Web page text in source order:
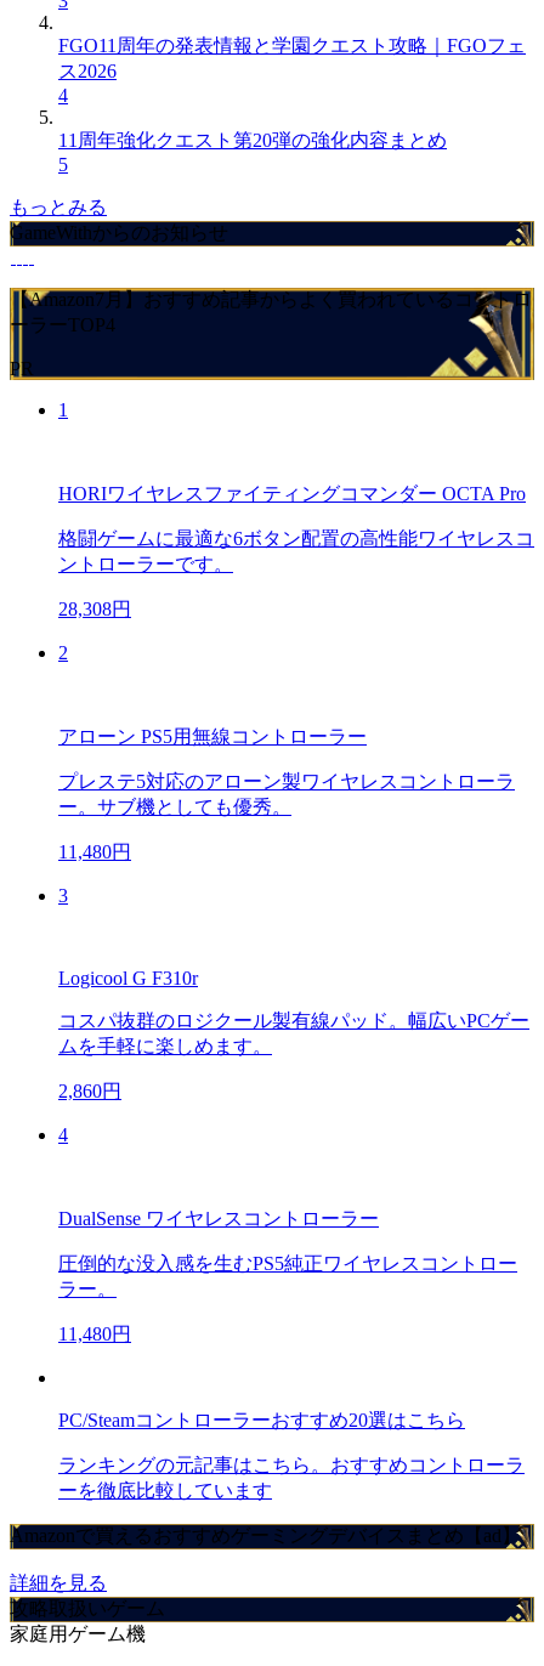
FGO11周年の発表情報と学園クエスト攻略｜FGOフェ
ス2026
4
11周年強化クエスト第20弾の強化内容まとめ
5
もっとみる
GameWithからのお知らせ
【Amazon7月】おすすめ記事からよく買われているコントロ
ーラーTOP4
PR
1
HORIワイヤレスファイティングコマンダー OCTA Pro
格闘ゲームに最適な6ボタン配置の高性能ワイヤレスコ
ントローラーです。
28,308円
2
アローン PS5用無線コントローラー
プレステ5対応のアローン製ワイヤレスコントローラ
ー。サブ機としても優秀。
11,480円
3
Logicool G F310r
コスパ抜群のロジクール製有線パッド。幅広いPCゲー
ムを手軽に楽しめます。
2,860円
4
DualSense ワイヤレスコントローラー
圧倒的な没入感を生むPS5純正ワイヤレスコントロー
ラー。
11,480円
PC/Steamコントローラーおすすめ20選はこちら
ランキングの元記事はこちら。おすすめコントローラ
ーを徹底比較しています
Amazonで買えるおすすめゲーミングデバイスまとめ【ad】
詳細を見る
攻略取扱いゲーム
家庭用ゲーム機